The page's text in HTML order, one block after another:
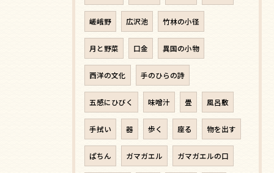
嵯峨野 広沢池 竹林の小径
月と野菜 口金 異国の小物
西洋の文化 手のひらの詩
五感にひびく 味噌汁 畳 風呂敷
手拭い 器 歩く 座る 物を出す
ぱちん ガマガエル ガマガエルの口